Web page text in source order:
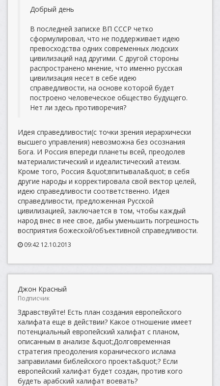
Добрый день
В последней записке ВП СССР четко
сформулировал, что не поддерживает идею
превосходства одних современных людских
цивилизаций над другими. С другой стороны
распространено мнение, что именно русская
цивилизация несет в себе идею
справедливости, на основе которой будет
построено человеческое общество будущего.
Нет ли здесь противоречия?
Идея справедливости(с точки зрения иерархически
высшего управления) невозможна без осознания
Бога. И Россия впереди планеты всей, преодолев
материалистический и идеалистический атеизм.
Кроме того, Россия &quot;впитывала&quot; в себя
другие народы и корректировала свой вектор целей,
идею справедливости соответственно. Идея
справедливости, предложенная Русской
цивилизацией, заключается в том, чтобы каждый
народ внес в нее свое, дабы уменьшить погрешность
восприятия божеской/объективной справедливости.
09:42 12.10.2013
Джон Красный
Подписчик
Здравствуйте! Есть план создания европейского
халифата еще в действии? Какое отношение имеет
потенциальный европейский халифат с планом,
описанным в анализе &quot;Долговременная
стратегия преодоления коранического ислама
заправилами библейского проекта&quot;? Если
европейский халифат будет создан, против кого
будеть арабский халифат воевать?